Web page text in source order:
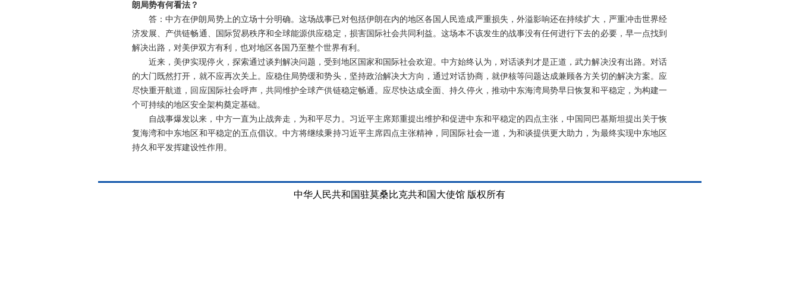
朗局势有何看法？
答：中方在伊朗局势上的立场十分明确。这场战事已对包括伊朗在内的地区各国人民造成严重损失，外溢影响还在持续扩大，严重冲击世界经
济发展、产供链畅通、国际贸易秩序和全球能源供应稳定，损害国际社会共同利益。这场本不该发生的战事没有任何进行下去的必要，早一点找到
解决出路，对美伊双方有利，也对地区各国乃至整个世界有利。
近来，美伊实现停火，探索通过谈判解决问题，受到地区国家和国际社会欢迎。中方始终认为，对话谈判才是正道，武力解决没有出路。对话
的大门既然打开，就不应再次关上。应稳住局势缓和势头，坚持政治解决大方向，通过对话协商，就伊核等问题达成兼顾各方关切的解决方案。应
尽快重开航道，回应国际社会呼声，共同维护全球产供链稳定畅通。应尽快达成全面、持久停火，推动中东海湾局势早日恢复和平稳定，为构建一
个可持续的地区安全架构奠定基础。
自战事爆发以来，中方一直为止战奔走，为和平尽力。习近平主席郑重提出维护和促进中东和平稳定的四点主张，中国同巴基斯坦提出关于恢
复海湾和中东地区和平稳定的五点倡议。中方将继续秉持习近平主席四点主张精神，同国际社会一道，为和谈提供更大助力，为最终实现中东地区
持久和平发挥建设性作用。
中华人民共和国驻莫桑比克共和国大使馆 版权所有